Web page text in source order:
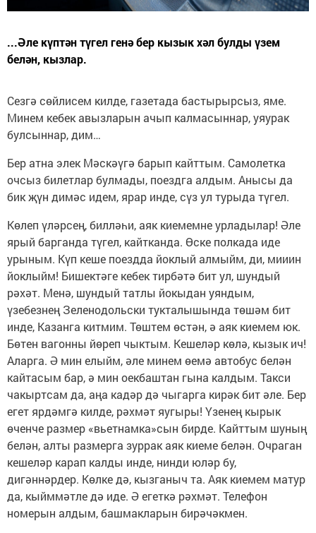
...Әле күптән түгел генә бер кызык хәл булды үзем
белән, кызлар.
Сезгә сөйлисем килде, газетада бастырырсыз, яме.
Минем кебек авызларын ачып калмасыннар, уяурак
булсыннар, дим…
Бер атна элек Мәскәүгә барып кайттым. Самолетка
очсыз билетлар булмады, поездга алдым. Анысы да
бик җүн димәс идем, ярар инде, сүз ул турыда түгел.
Көлеп үләрсең, билләһи, аяк киемемне урладылар! Әле
ярый барганда түгел, кайтканда. Өске полкада иде
урыным. Күп кеше поездда йоклый алмыйм, ди, мииин
йоклыйм! Бишектәге кебек тирбәтә бит ул, шундый
рәхәт. Менә, шундый татлы йокыдан уяндым,
үзебезнең Зеленодольски тукталышында төшәм бит
инде, Казанга китмим. Төштем өстән, ә аяк киемем юк.
Бөтен вагонны йөреп чыктым. Кешеләр көлә, кызык ич!
Аларга. Ә мин елыйм, әле минем өемә автобус белән
кайтасым бар, ә мин оекбаштан гына калдым. Такси
чакыртсам да, аңа кадәр дә чыгарга кирәк бит әле. Бер
егет ярдәмгә килде, рәхмәт яугыры! Үзенең кырык
өченче размер «вьетнамка»сын бирде. Кайттым шуның
белән, алты размерга зуррак аяк киеме белән. Очраган
кешеләр карап калды инде, нинди юләр бу,
дигәннәрдер. Көлке дә, кызганыч та. Аяк киемем матур
да, кыйммәтле дә иде. Ә егеткә рәхмәт. Телефон
номерын алдым, башмакларын бирәчәкмен.